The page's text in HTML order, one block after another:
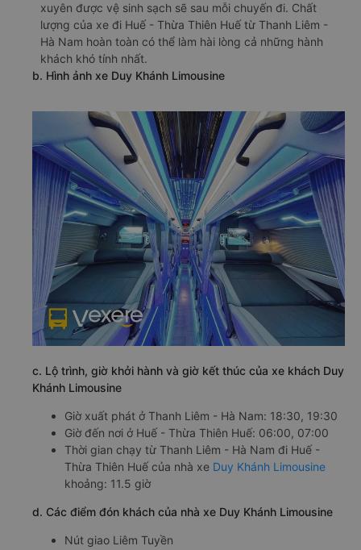
xuyên được vệ sinh sạch sẽ sau mỗi chuyến đi. Chất
lượng của xe đi Huế - Thừa Thiên Huế từ Thanh Liêm -
Hà Nam hoàn toàn có thể làm hài lòng cả những hành
khách khó tính nhất.
b. Hình ảnh xe Duy Khánh Limousine
c. Lộ trình, giờ khởi hành và giờ kết thúc của xe khách Duy
Khánh Limousine
Giờ xuất phát ở Thanh Liêm - Hà Nam: 18:30, 19:30
Giờ đến nơi ở Huế - Thừa Thiên Huế: 06:00, 07:00
Thời gian chạy từ Thanh Liêm - Hà Nam đi Huế -
Thừa Thiên Huế của nhà xe Duy Khánh Limousine
khoảng: 11.5 giờ
d. Các điểm đón khách của nhà xe Duy Khánh Limousine
Nút giao Liêm Tuyền